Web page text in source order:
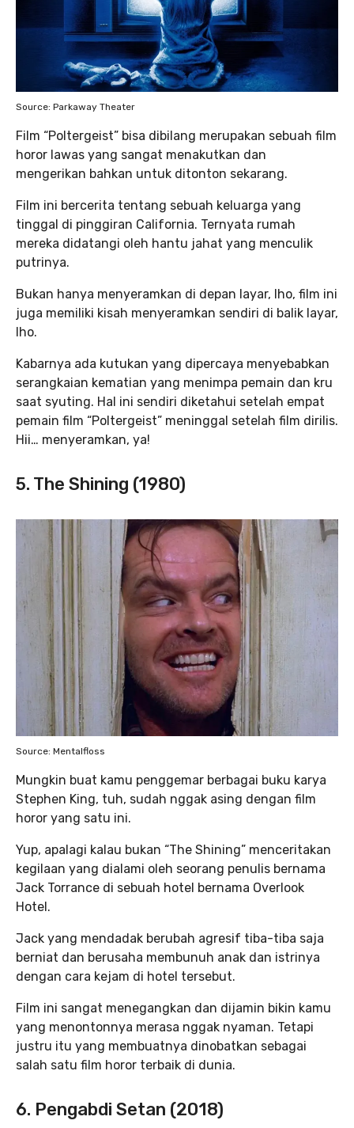
Source: Parkaway Theater
Film “Poltergeist” bisa dibilang merupakan sebuah film
horor lawas yang sangat menakutkan dan
mengerikan bahkan untuk ditonton sekarang.
Film ini bercerita tentang sebuah keluarga yang
tinggal di pinggiran California. Ternyata rumah
mereka didatangi oleh hantu jahat yang menculik
putrinya.
Bukan hanya menyeramkan di depan layar, lho, film ini
juga memiliki kisah menyeramkan sendiri di balik layar,
lho.
Kabarnya ada kutukan yang dipercaya menyebabkan
serangkaian kematian yang menimpa pemain dan kru
saat syuting. Hal ini sendiri diketahui setelah empat
pemain film “Poltergeist” meninggal setelah film dirilis.
Hii… menyeramkan, ya!
5. The Shining (1980)
Source: Mentalfloss
Mungkin buat kamu penggemar berbagai buku karya
Stephen King, tuh, sudah nggak asing dengan film
horor yang satu ini.
Yup, apalagi kalau bukan “The Shining” menceritakan
kegilaan yang dialami oleh seorang penulis bernama
Jack Torrance di sebuah hotel bernama Overlook
Hotel.
Jack yang mendadak berubah agresif tiba-tiba saja
berniat dan berusaha membunuh anak dan istrinya
dengan cara kejam di hotel tersebut.
Film ini sangat menegangkan dan dijamin bikin kamu
yang menontonnya merasa nggak nyaman. Tetapi
justru itu yang membuatnya dinobatkan sebagai
salah satu film horor terbaik di dunia.
6. Pengabdi Setan (2018)